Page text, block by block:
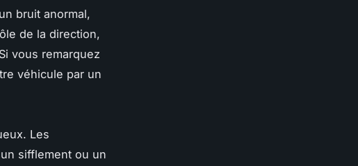
bruit anormal,
de la direction,
vous remarquez
véhicule par un
Les
sifflement ou un